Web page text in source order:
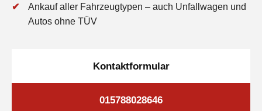
Ankauf aller Fahrzeugtypen – auch Unfallwagen und
Autos ohne TÜV
Kontaktformular
015788028646